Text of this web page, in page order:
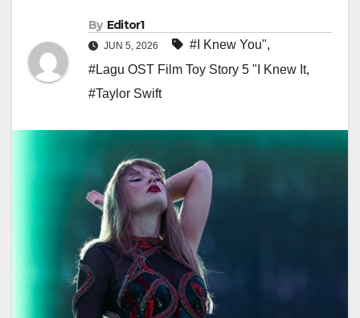
By Editor1
JUN 5, 2026 #I Knew You",
#Lagu OST Film Toy Story 5 "I Knew It,
#Taylor Swift